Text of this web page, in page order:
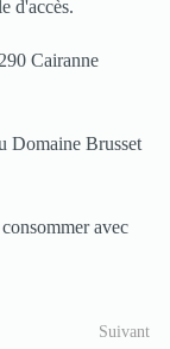
d'accès.
Cairanne
Domaine Brusset
avec
Suivant